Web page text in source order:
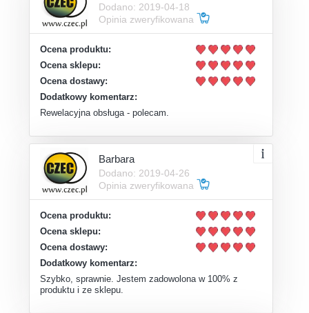
Dodano: 2019-04-18
Opinia zweryfikowana
Ocena produktu:
Ocena sklepu:
Ocena dostawy:
Dodatkowy komentarz:
Rewelacyjna obsługa - polecam.
Barbara
Dodano: 2019-04-26
Opinia zweryfikowana
Ocena produktu:
Ocena sklepu:
Ocena dostawy:
Dodatkowy komentarz:
Szybko, sprawnie. Jestem zadowolona w 100% z
produktu i ze sklepu.